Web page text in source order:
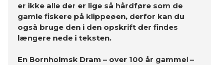
er ikke alle der er lige så hårdføre som de
gamle fiskere på klippeøen, derfor kan du
også bruge den i den opskrift der findes
længere nede i teksten.
En Bornholmsk Dram – over 100 år gammel –